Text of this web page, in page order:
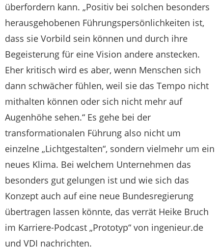
überfordern kann. „Positiv bei solchen besonders
herausgehobenen Führungspersönlichkeiten ist,
dass sie Vorbild sein können und durch ihre
Begeisterung für eine Vision andere anstecken.
Eher kritisch wird es aber, wenn Menschen sich
dann schwächer fühlen, weil sie das Tempo nicht
mithalten können oder sich nicht mehr auf
Augenhöhe sehen.“ Es gehe bei der
transformationalen Führung also nicht um
einzelne „Lichtgestalten“, sondern vielmehr um ein
neues Klima. Bei welchem Unternehmen das
besonders gut gelungen ist und wie sich das
Konzept auch auf eine neue Bundesregierung
übertragen lassen könnte, das verrät Heike Bruch
im Karriere-Podcast „Prototyp“ von ingenieur.de
und VDI nachrichten.